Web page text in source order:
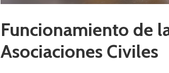
Funcionamiento de
Asociaciones Civiles